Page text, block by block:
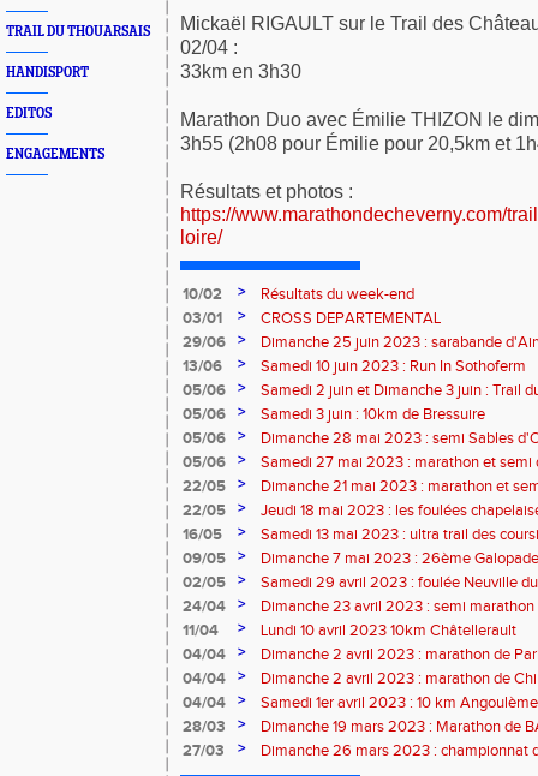
TRAIL DU THOUARSAIS
HANDISPORT
EDITOS
ENGAGEMENTS
Mickaël RIGAULT sur le Trail des
02/04 :
33km en 3h30
Marathon Duo avec Émilie THIZON le
3h55 (2h08 pour Émilie pour 20,5km et
Résultats et photos :
https://www.marathondecheverny.com/
loire/
10/02 >
Résultats du week-end
03/01
>
CROSS DEPARTEMENTAL
29/06
>
Dimanche 25 juin 2023 : sarabande
13/06
>
Samedi 10 juin 2023 : Run In Sothoferm
05/06
>
Samedi 2 juin et Dimanche 3 juin : Trail
Velay
05/06 >
Samedi 3 juin : 10km de Bressuire
05/06
>
Dimanche 28 mai 2023 : semi Sables
05/06
>
Samedi 27 mai 2023 : marathon et semi
22/05
>
Dimanche 21 mai 2023 : marathon et
22/05
>
Jeudi 18 mai 2023 : les foulées
16/05
>
Samedi 13 mai 2023 : ultra trail des
09/05
>
Dimanche 7 mai 2023 : 26ème
02/05
>
Samedi 29 avril 2023 : foulée Neuville
24/04
>
Dimanche 23 avril 2023 : semi marathon
11/04
>
Lundi 10 avril 2023 10km Châtellerault
04/04
>
Dimanche 2 avril 2023 : marathon de
04/04
>
Dimanche 2 avril 2023 : marathon de
04/04
>
Samedi 1er avril 2023 : 10 km Angoulème
28/03
>
Dimanche 19 mars 2023 : Marathon de
27/03
> Dimanche 26 mars 2023 : championnat